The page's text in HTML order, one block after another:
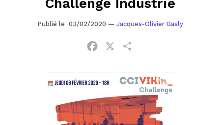
Publié le 03/02/2020 — Jacques-Olivier Gasly
Facebook